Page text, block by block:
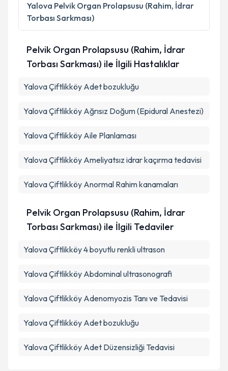
Yalova Pelvik Organ Prolapsusu (Rahim, İdrar
Torbası Sarkması)
Pelvik Organ Prolapsusu (Rahim, İdrar
Torbası Sarkması) ile İlgili Hastalıklar
Yalova Çiftlikköy Adet bozukluğu
Yalova Çiftlikköy Ağrısız Doğum (Epidural Anestezi)
Yalova Çiftlikköy Aile Planlaması
Yalova Çiftlikköy Ameliyatsız idrar kaçırma tedavisi
Yalova Çiftlikköy Anormal Rahim kanamaları
Pelvik Organ Prolapsusu (Rahim, İdrar
Torbası Sarkması) ile İlgili Tedaviler
Yalova Çiftlikköy 4 boyutlu renkli ultrason
Yalova Çiftlikköy Abdominal ultrasonografi
Yalova Çiftlikköy Adenomyozis Tanı ve Tedavisi
Yalova Çiftlikköy Adet bozukluğu
Yalova Çiftlikköy Adet Düzensizliği Tedavisi